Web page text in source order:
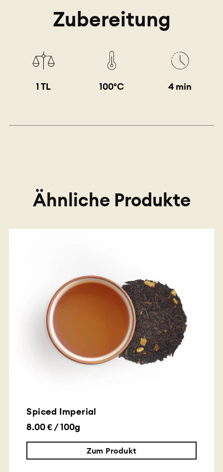
Zubereitung
1 TL 100°C 4 min
Ähnliche Produkte
Spiced Imperial
8.00 € / 100g
Zum Produkt